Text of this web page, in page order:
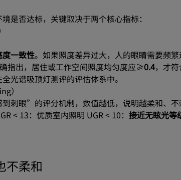
是否达标，关键取决于两个核心指标：
一致性。如果照度差异过大，人的眼睛需要频
指出，居住或工作空间照度均匀度应≥0.4，才
光谱吸顶灯测评的评估体系中。
）
刺眼”的评分机制，数值越低，说明越柔和、不
< 13：优质室内照明 UGR < 10： 接近无眩光等
不柔和